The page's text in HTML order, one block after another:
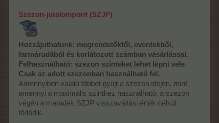
Szezon-jutalompont (SZJP)
Hozzájuthatunk: megrendelőktől, eventekből,
farmárudából és korlátozott számban vásárlással.
Felhasználható: szezon szinteket lehet lépni vele.
Csak az adott szezonban használható fel.
Amennyiben valaki többet gyűjt a szezon idején, mint
amennyi a maximális szinthez használható, a szezon
végén a maradék SZJP visszaváltási érték nélkül
törlődik.